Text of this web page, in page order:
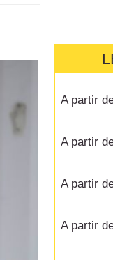
A partir
A partir
A partir
A partir